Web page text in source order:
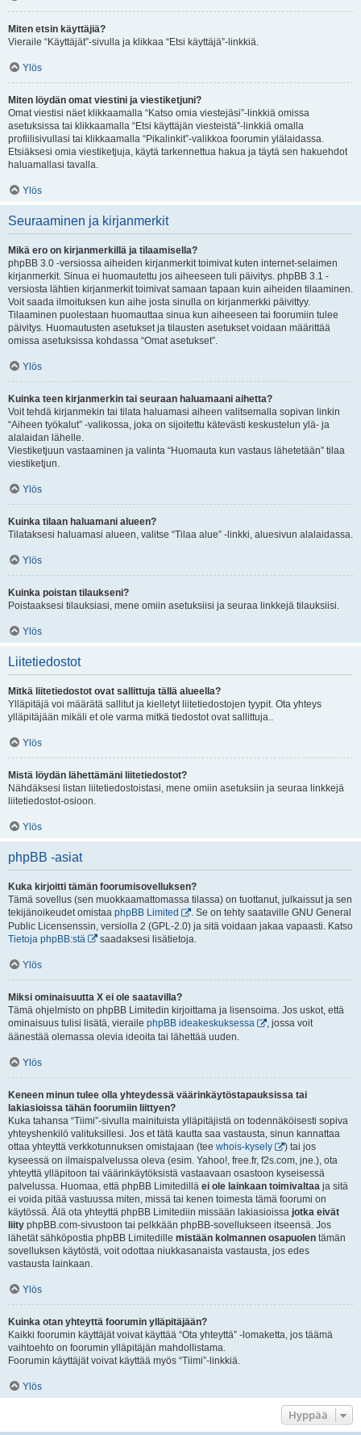
Miten etsin käyttäjiä?
Vieraile “Käyttäjät”-sivulla ja klikkaa “Etsi käyttäjä”-linkkiä.
Ylös
Miten löydän omat viestini ja viestiketjuni?
Omat viestisi näet klikkaamalla “Katso omia viestejäsi”-linkkiä omissa
asetuksissa tai klikkaamalla “Etsi käyttäjän viesteistä”-linkkiä omalla
profiilisivullasi tai klikkaamalla “Pikalinkit”-valikkoa foorumin ylälaidassa.
Etsiäksesi omia viestiketjuja, käytä tarkennettua hakua ja täytä sen hakuehdot
haluamallasi tavalla.
Ylös
Seuraaminen ja kirjanmerkit
Mikä ero on kirjanmerkillä ja tilaamisella?
phpBB 3.0 -versiossa aiheiden kirjanmerkit toimivat kuten internet-selaimen
kirjanmerkit. Sinua ei huomautettu jos aiheeseen tuli päivitys. phpBB 3.1 -
versiosta lähtien kirjanmerkit toimivat samaan tapaan kuin aiheiden tilaaminen.
Voit saada ilmoituksen kun aihe josta sinulla on kirjanmerkki päivittyy.
Tilaaminen puolestaan huomauttaa sinua kun aiheeseen tai foorumiin tulee
päivitys. Huomautusten asetukset ja tilausten asetukset voidaan määrittää
omissa asetuksissa kohdassa “Omat asetukset”.
Ylös
Kuinka teen kirjanmerkin tai seuraan haluamaani aihetta?
Voit tehdä kirjanmekin tai tilata haluamasi aiheen valitsemalla sopivan linkin
“Aiheen työkalut” -valikossa, joka on sijoitettu kätevästi keskustelun ylä- ja
alalaidan lähelle.
Viestiketjuun vastaaminen ja valinta “Huomauta kun vastaus lähetetään” tilaa
viestiketjun.
Ylös
Kuinka tilaan haluamani alueen?
Tilataksesi haluamasi alueen, valitse “Tilaa alue” -linkki, aluesivun alalaidassa.
Ylös
Kuinka poistan tilaukseni?
Poistaaksesi tilauksiasi, mene omiin asetuksiisi ja seuraa linkkejä tilauksiisi.
Ylös
Liitetiedostot
Mitkä liitetiedostot ovat sallittuja tällä alueella?
Ylläpitäjä voi määrätä sallitut ja kielletyt liitetiedostojen tyypit. Ota yhteys
ylläpitäjään mikäli et ole varma mitkä tiedostot ovat sallittuja..
Ylös
Mistä löydän lähettämäni liitetiedostot?
Nähdäksesi listan liitetiedostoistasi, mene omiin asetuksiin ja seuraa linkkejä
liitetiedostot-osioon.
Ylös
phpBB -asiat
Kuka kirjoitti tämän foorumisovelluksen?
Tämä sovellus (sen muokkaamattomassa tilassa) on tuottanut, julkaissut ja sen
tekijänoikeudet omistaa phpBB Limited
. Se on tehty saataville GNU General
Public Licensenssin, versiolla 2 (GPL-2.0) ja sitä voidaan jakaa vapaasti. Katso
Tietoja phpBB:stä
saadaksesi lisätietoja.
Ylös
Miksi ominaisuutta X ei ole saatavilla?
Tämä ohjelmisto on phpBB Limitedin kirjoittama ja lisensoima. Jos uskot, että
ominaisuus tulisi lisätä, vieraile phpBB ideakeskuksessa
, jossa voit
äänestää olemassa olevia ideoita tai lähettää uuden.
Ylös
Keneen minun tulee olla yhteydessä väärinkäytöstapauksissa tai
lakiasioissa tähän foorumiin liittyen?
Kuka tahansa “Tiimi”-sivulla mainituista ylläpitäjistä on todennäköisesti sopiva
yhteyshenkilö valituksillesi. Jos et tätä kautta saa vastausta, sinun kannattaa
ottaa yhteyttä verkkotunnuksen omistajaan (tee whois-kysely
) tai jos
kyseessä on ilmaispalvelussa oleva (esim. Yahoo!, free.fr, f2s.com, jne.), ota
yhteyttä ylläpitoon tai väärinkäytöksistä vastaavaan osastoon kyseisessä
palvelussa. Huomaa, että phpBB Limitedillä ei ole lainkaan toimivaltaa ja sitä
ei voida pitää vastuussa miten, missä tai kenen toimesta tämä foorumi on
käytössä. Älä ota yhteyttä phpBB Limitediin missään lakiasioissa jotka eivät
liity phpBB.com-sivustoon tai pelkkään phpBB-sovellukseen itseensä. Jos
lähetät sähköpostia phpBB Limitedille mistään kolmannen osapuolen tämän
sovelluksen käytöstä, voit odottaa niukkasanaista vastausta, jos edes
vastausta lainkaan.
Ylös
Kuinka otan yhteyttä foorumin ylläpitäjään?
Kaikki foorumin käyttäjät voivat käyttää “Ota yhteyttä” -lomaketta, jos täämä
vaihtoehto on foorumin ylläpitäjän mahdollistama.
Foorumin käyttäjät voivat käyttää myös “Tiimi”-linkkiä.
Ylös
Hyppää